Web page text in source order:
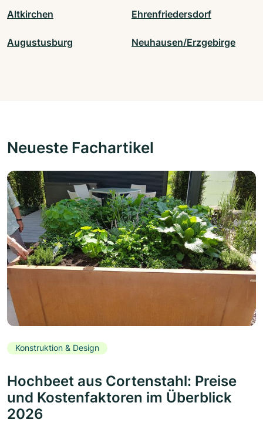
Altkirchen Ehrenfriedersdorf
Augustusburg Neuhausen/Erzgebirge
Neueste Fachartikel
Konstruktion & Design
Hochbeet aus Cortenstahl: Preise
und Kostenfaktoren im Überblick
2026